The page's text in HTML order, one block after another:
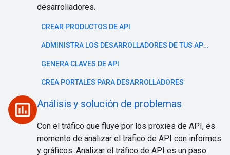
desarrolladores.
CREAR PRODUCTOS DE API
ADMINISTRA LOS DESARROLLADORES DE TUS APPS
GENERA CLAVES DE API
CREA PORTALES PARA DESARROLLADORES
insert_chart_outlined Análisis y solución de problemas
Con el tráfico que fluye por los proxies de API, es
momento de analizar el tráfico de API con informes
y gráficos. Analizar el tráfico de API es un paso